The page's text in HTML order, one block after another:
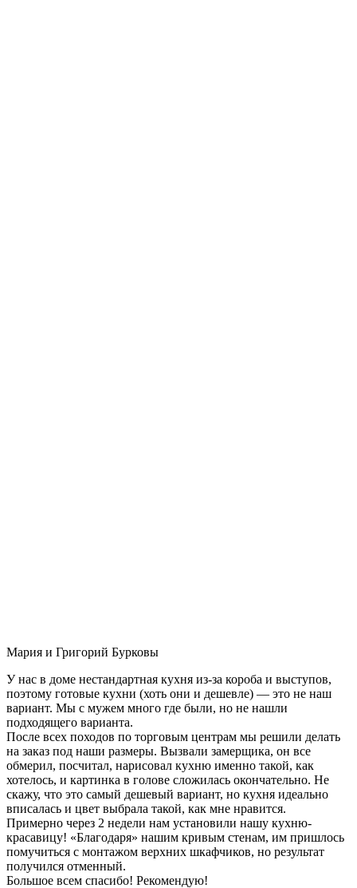
Мария и Григорий Бурковы
У нас в доме нестандартная кухня из-за короба и выступов,
поэтому готовые кухни (хоть они и дешевле) — это не наш
вариант. Мы с мужем много где были, но не нашли
подходящего варианта.
После всех походов по торговым центрам мы решили делать
на заказ под наши размеры. Вызвали замерщика, он все
обмерил, посчитал, нарисовал кухню именно такой, как
хотелось, и картинка в голове сложилась окончательно. Не
скажу, что это самый дешевый вариант, но кухня идеально
вписалась и цвет выбрала такой, как мне нравится.
Примерно через 2 недели нам установили нашу кухню-
красавицу! «Благодаря» нашим кривым стенам, им пришлось
помучиться с монтажом верхних шкафчиков, но результат
получился отменный.
Большое всем спасибо! Рекомендую!